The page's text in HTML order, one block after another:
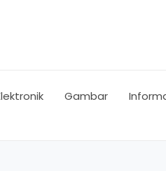
Gambar